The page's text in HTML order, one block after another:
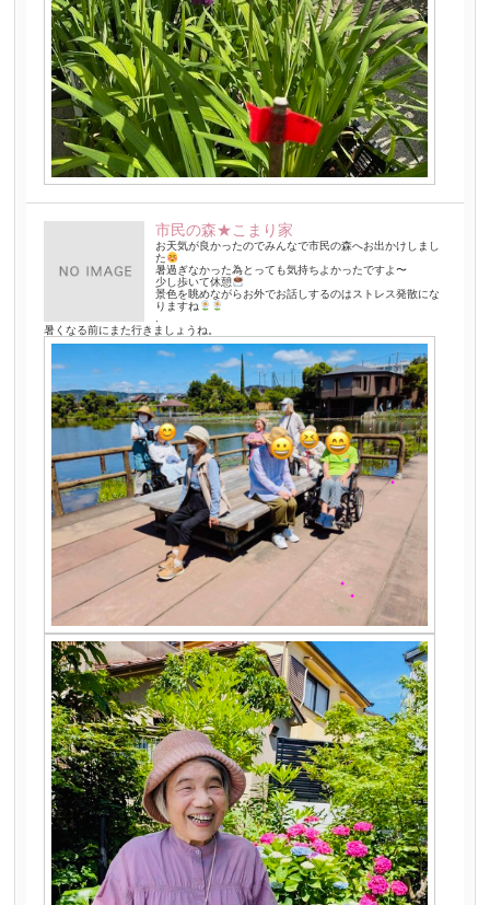
市民の森★こまり家
お天気が良かったのでみんなで市民の森へお出かけしまし
た
暑過ぎなかった為とっても気持ちよかったですよ〜
少し歩いて休憩
景色を眺めながらお外でお話しするのはストレス発散にな
りますね
暑くなる前にまた行きましょうね。